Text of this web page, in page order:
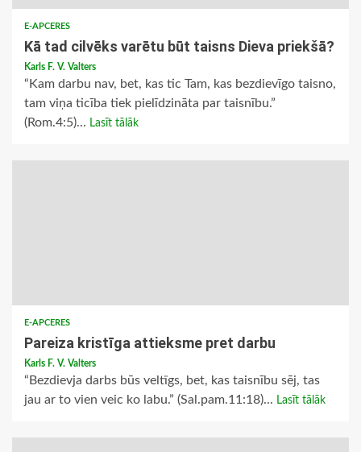
E-APCERES
Kā tad cilvēks varētu būt taisns Dieva priekšā?
Karls F. V. Valters
“Kam darbu nav, bet, kas tic Tam, kas bezdievīgo taisno,
tam viņa ticība tiek pielīdzināta par taisnību.”
(Rom.4:5)... Lasīt tālāk
E-APCERES
Pareiza kristīga attieksme pret darbu
Karls F. V. Valters
“Bezdievja darbs būs veltīgs, bet, kas taisnību sēj, tas
jau ar to vien veic ko labu.” (Sal.pam.11:18)... Lasīt tālāk